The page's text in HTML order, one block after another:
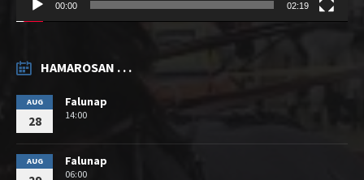
00:00 02:19
HAMAROSAN . . .
AUG
28
Falunap
14:00
AUG Falunap
06:00